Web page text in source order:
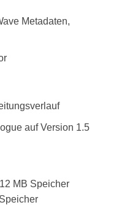
Metadaten,
auf Version 1.5
MB Speicher